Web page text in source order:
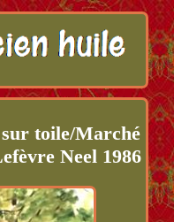
toile/Marché
Neel 1986